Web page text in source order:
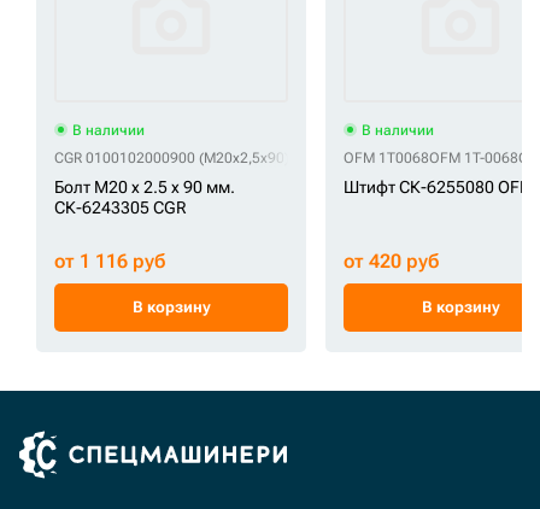
В наличии
CGR 0100102000900 (M20x2,5x90)
CGR 01010-32090CGR 01010-62090
Болт M20 x 2.5 x 90 мм.
СК-6243305 CGR
от 1 116 руб
В корзину
В наличии
OFM 1T0068OFM 1T-0068
Штифт СК-6255080 OFM
от 420 руб
В корзину